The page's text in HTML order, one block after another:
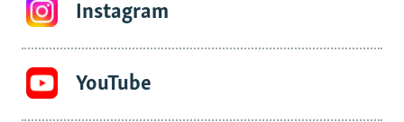
Instagram
YouTube